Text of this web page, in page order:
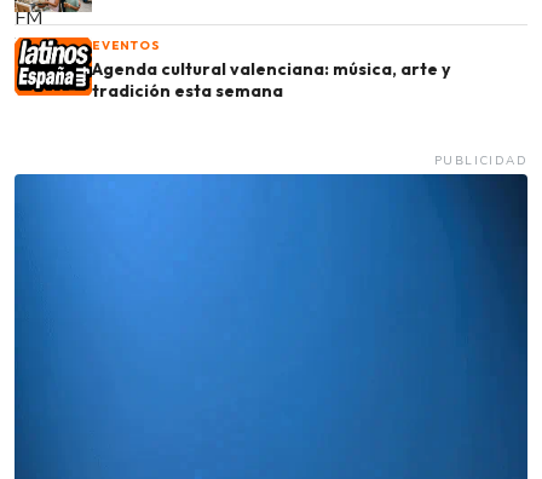
EVENTOS
Agenda cultural valenciana: música, arte y
tradición esta semana
PUBLICIDAD